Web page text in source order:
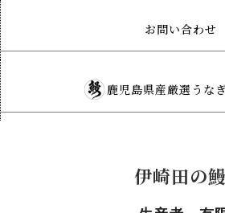
お問い合わせ
鹿児島県産厳選うな
伊崎田の鰻